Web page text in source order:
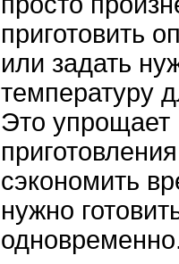
приготовить
или задать
температуру
Это упрощает
сэкономить
нужно